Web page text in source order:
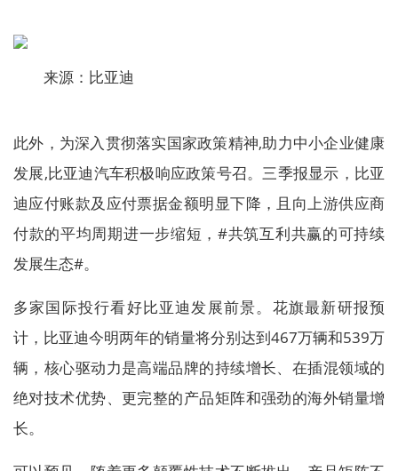
来源：比亚迪
此外，为深入贯彻落实国家政策精神,助力中小企业健康
发展,比亚迪汽车积极响应政策号召。三季报显示，比亚
迪应付账款及应付票据金额明显下降，且向上游供应商
付款的平均周期进一步缩短，#共筑互利共赢的可持续
发展生态#。
多家国际投行看好比亚迪发展前景。花旗最新研报预
计，比亚迪今明两年的销量将分别达到467万辆和539万
辆，核心驱动力是高端品牌的持续增长、在插混领域的
绝对技术优势、更完整的产品矩阵和强劲的海外销量增
长。